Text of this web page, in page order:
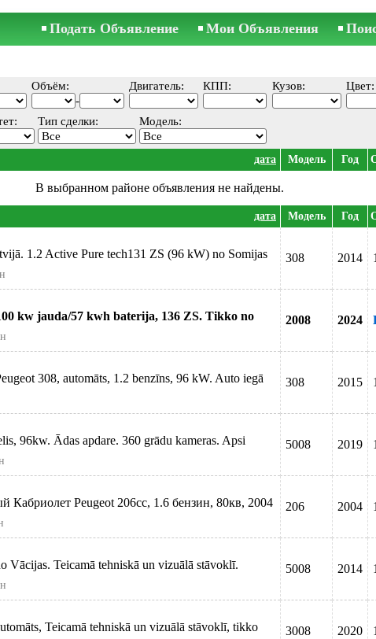
Подать Объявление Мои Объявления
Объём:
-
Двигатель: КПП: Кузов: Цвет:
Тип сделки: Модель:
дата Модель Год
В выбранном районе объявления не найдены.
дата Модель Год
1.2 Active Pure tech131 ZS (96 kW) no Somijas
308 2014
kw jauda/57 kwh baterija, 136 ZS. Tikko no
2008 2024
308, automāts, 1.2 benzīns, 96 kW. Auto iegā 308 2015
96kw. Ādas apdare. 360 grādu kameras. Apsi 5008 2019
Кабриолет Peugeot 206cc, 1.6 бензин, 80кв, 2004
206 2004
Vācijas. Teicamā tehniskā un vizuālā stāvoklī. 5008 2014
Teicamā tehniskā un vizuālā stāvoklī, tikko 3008 2020